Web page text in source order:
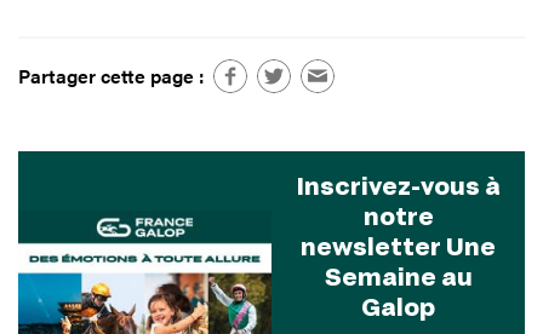
Partager cette page :
Inscrivez-vous à
notre
newsletter Une
Semaine au
Galop